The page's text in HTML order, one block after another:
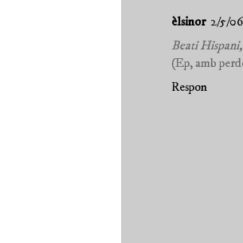
èlsinor 2/5/
Beati
(Ep, amb
Respon